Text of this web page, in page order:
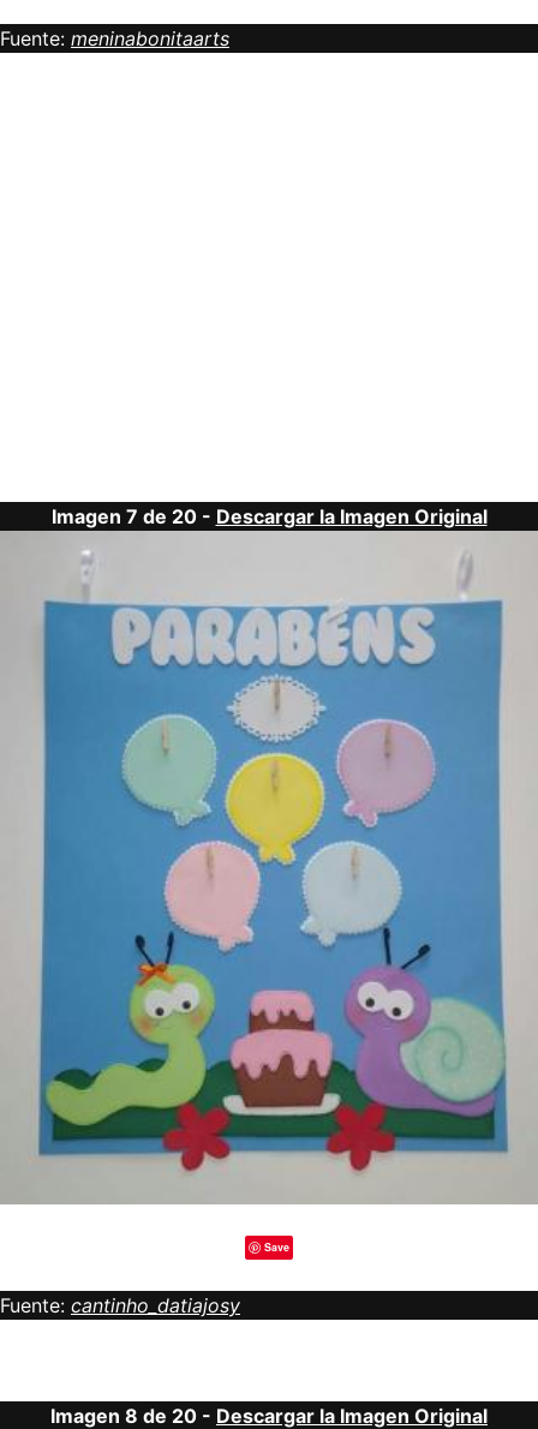
Fuente: meninabonitaarts
Imagen 7 de 20 - Descargar la Imagen Original
Save
Fuente: cantinho_datiajosy
Imagen 8 de 20 - Descargar la Imagen Original